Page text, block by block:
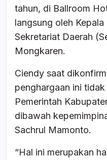
tahun, di Ballroom
langsung oleh
Sekretariat Daerah
Mongkaren.
Ciendy saat
penghargaan ini
Pemerintah
dibawah
Sachrul Mamonto.
“Hal ini merupakan